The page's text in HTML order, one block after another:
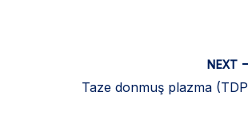
NEXT
Taze donmuş plazma